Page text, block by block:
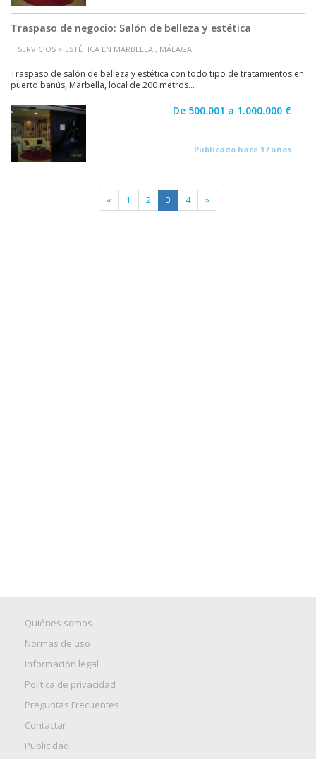
Traspaso de negocio: Salón de belleza y estética
SERVICIOS > ESTÉTICA EN MARBELLA , MÁLAGA
Traspaso de salón de belleza y estética con todo tipo de tratamientos en
puerto banús, Marbella, local de 200 metros...
De 500.001 a 1.000.000 €
Publicado hace 17 años
« 1 2 3 4 »
Quiénes somos
Normas de uso
Información legal
Política de privacidad
Preguntas Frecuentes
Contactar
Publicidad